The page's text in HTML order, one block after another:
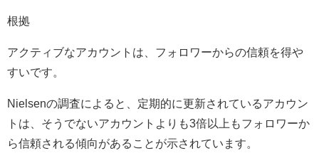
根拠
アクティブなアカウントは、フォロワーからの信頼を得や
すいです。
Nielsenの調査によると、定期的に更新されているアカウン
トは、そうでないアカウントよりも3倍以上もフォロワーか
ら信頼される傾向があることが示されています。